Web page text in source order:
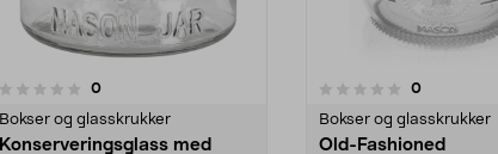
0anmeldelser
Bokser og glasskrukker
Konserveringsglass med
0.0 av 5 stjerner 0anmeldelser
Bokser og glasskrukker
Old-Fashioned